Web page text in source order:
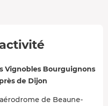
Vignobles Bourguignons
de Dijon
aérodrome de Beaune-